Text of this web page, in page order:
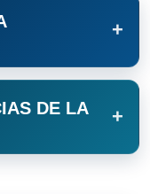
+
DE LA
+